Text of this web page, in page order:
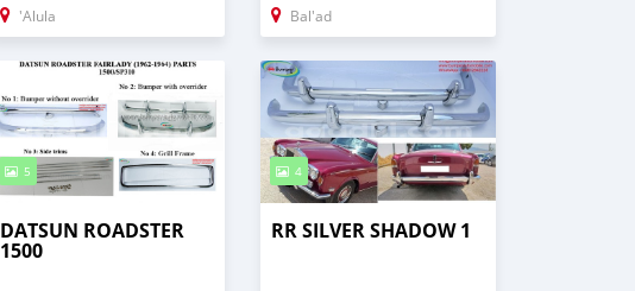
'Alula Bal'ad
5
DATSUN ROADSTER
1500
4
RR SILVER SHADOW 1